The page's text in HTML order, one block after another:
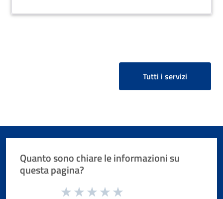
Tutti i servizi
Quanto sono chiare le informazioni su
questa pagina?
Valuta da 1 a 5 stelle la pagina